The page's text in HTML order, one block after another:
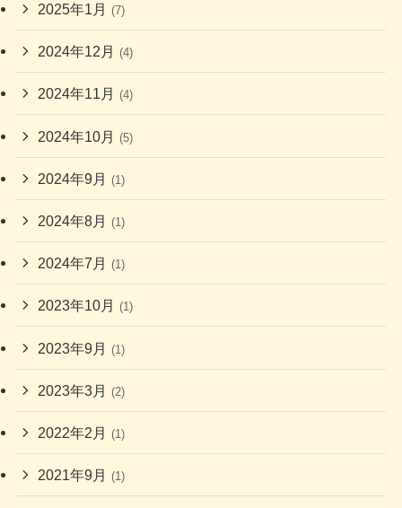
2025年1月 (7)
2024年12月 (4)
2024年11月 (4)
2024年10月 (5)
2024年9月 (1)
2024年8月 (1)
2024年7月 (1)
2023年10月 (1)
2023年9月 (1)
2023年3月 (2)
2022年2月 (1)
2021年9月 (1)